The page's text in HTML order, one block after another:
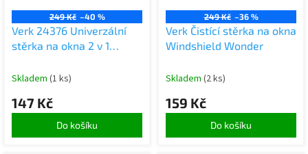
249 Kč –40 %
Verk 24376 Univerzální
stěrka na okna 2 v 1
Skladem (1 ks)
147 Kč
Do košíku
249 Kč –36 %
Verk Čistící stěrka na okna
Windshield Wonder
Skladem (2 ks)
159 Kč
Do košíku